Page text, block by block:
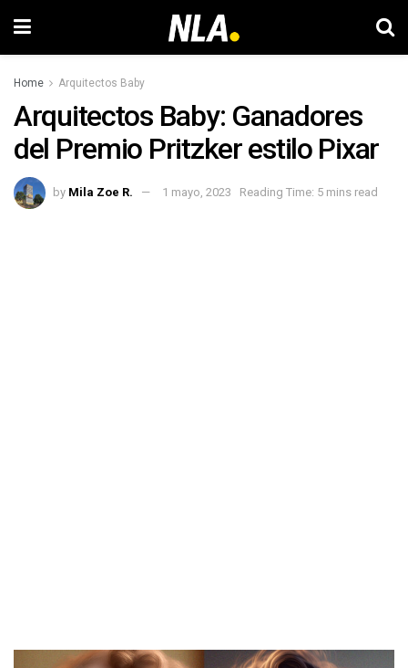
Home Arquitectos Baby
Arquitectos Baby: Ganadores
del Premio Pritzker estilo Pixar
by Mila Zoe R. 1 mayo, 2023 Reading Time: 5 mins read